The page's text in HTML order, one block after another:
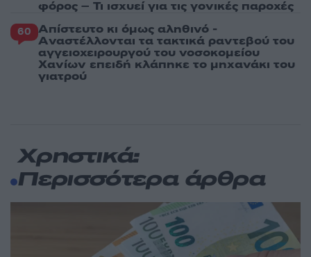
φόρος – Τι ισχυεί για τις γονικές παροχές
60 Απίστευτο κι όμως αληθινό -
Aναστέλλονται τα τακτικά ραντεβού του
αγγειοχειρουργού του νοσοκομείου
Χανίων επειδή κλάπηκε το μηχανάκι του
γιατρού
Χρηστικά:
Περισσότερα άρθρα